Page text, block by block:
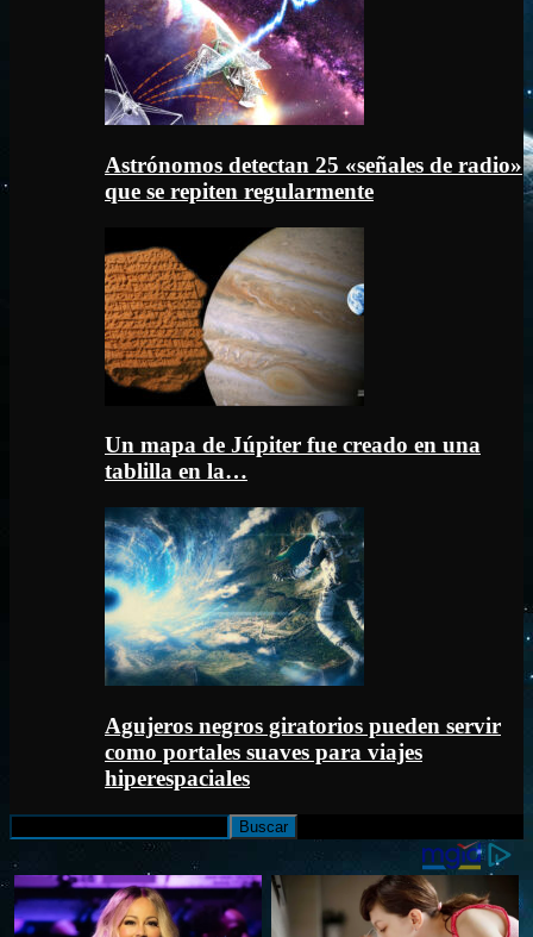
Astrónomos detectan 25 «señales de radio»
que se repiten regularmente
Un mapa de Júpiter fue creado en una
tablilla en la…
Agujeros negros giratorios pueden servir
como portales suaves para viajes
hiperespaciales